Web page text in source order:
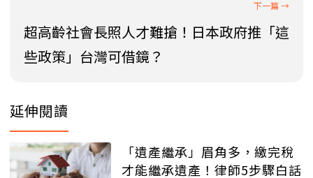
超高齡社會長照人才難搶！日本政府推「這
些政策」台灣可借鏡？
延伸閱讀
「遺產繼承」眉角多，繳完稅
才能繼承遺產！律師5步驟白話